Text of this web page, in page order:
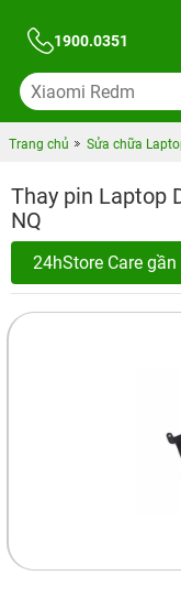
1900.0351
Trang chủ Sửa chữa
Thay pin Laptop
NQ
24hStore Care gần